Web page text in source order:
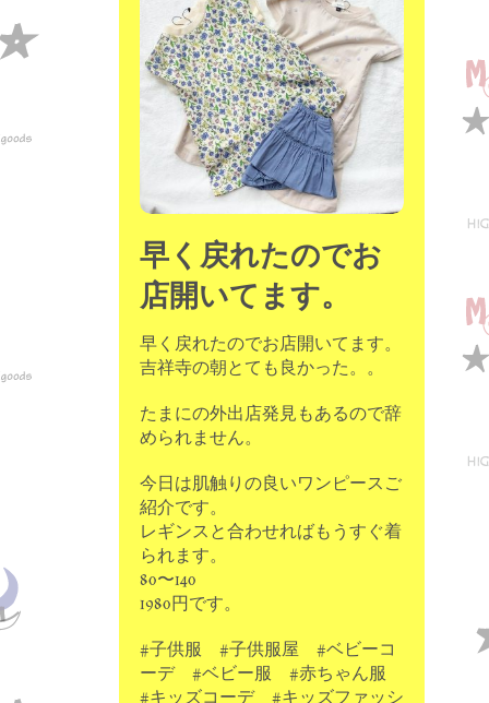
早く戻れたのでお
店開いてます。
早く戻れたのでお店開いてます。
吉祥寺の朝とても良かった。。
たまにの外出店発見もあるので辞
められません。
今日は肌触りの良いワンピースご
紹介です。
レギンスと合わせればもうすぐ着
られます。
80〜140
1980円です。
#子供服 #子供服屋 #ベビーコ
ーデ #ベビー服 #赤ちゃん服
#キッズコーデ #キッズファッシ